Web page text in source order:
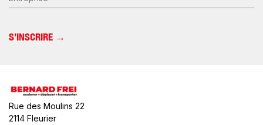
Rue des Moulins 22
2114 Fleurier